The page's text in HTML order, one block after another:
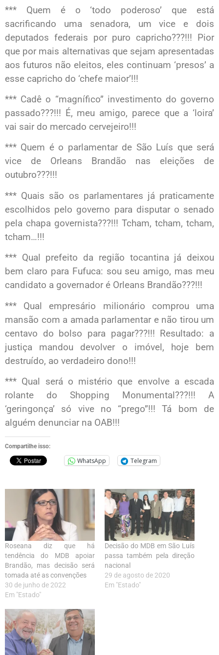
*** Quem é o ‘todo poderoso’ que está
sacrificando uma senadora, um vice e dois
deputados federais por puro capricho???!!! Pior
que por mais alternativas que sejam apresentadas
aos futuros não eleitos, eles continuam ‘presos’ a
esse capricho do ‘chefe maior’!!!
*** Cadê o “magnífico” investimento do governo
passado???!!! É, meu amigo, parece que a ‘loira’
vai sair do mercado cervejeiro!!!
*** Quem é o parlamentar de São Luís que será
vice de Orleans Brandão nas eleições de
outubro???!!!
*** Quais são os parlamentares já praticamente
escolhidos pelo governo para disputar o senado
pela chapa governista???!!! Tcham, tcham, tcham,
tcham…!!!
*** Qual prefeito da região tocantina já deixou
bem claro para Fufuca: sou seu amigo, mas meu
candidato a governador é Orleans Brandão???!!!
*** Qual empresário milionário comprou uma
mansão com a amada parlamentar e não tirou um
centavo do bolso para pagar???!!! Resultado: a
justiça mandou devolver o imóvel, hoje bem
destruído, ao verdadeiro dono!!!
*** Qual será o mistério que envolve a escada
rolante do Shopping Monumental???!!! A
‘geringonça’ só vive no “prego”!!! Tá bom de
alguém denunciar na OAB!!!
Compartilhe isso:
WhatsApp Telegram
Roseana diz que há
tendência do MDB apoiar
Brandão, mas decisão será
tomada até as convenções
30 de junho de 2022
Em "Estado"
Decisão do MDB em São Luís
passa também pela direção
nacional
29 de agosto de 2020
Em "Estado"